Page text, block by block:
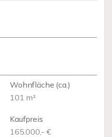
Wohnfläche (ca.)
101 m²
Kaufpreis
165.000,- €